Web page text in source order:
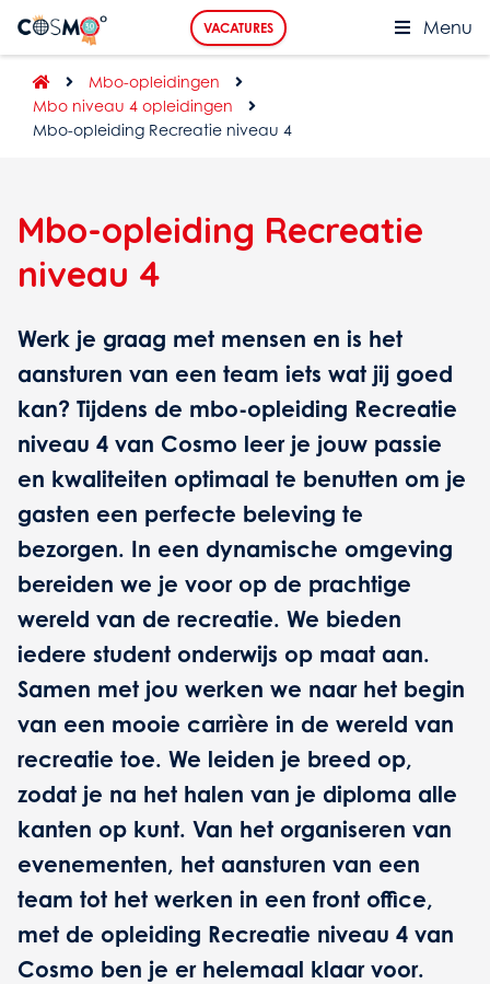
Menu
VACATURES
Mbo-opleidingen
Mbo niveau 4 opleidingen
Mbo-opleiding Recreatie niveau 4
Mbo-opleiding Recreatie
niveau 4
Werk je graag met mensen en is het
aansturen van een team iets wat jij goed
kan? Tijdens de mbo-opleiding Recreatie
niveau 4 van Cosmo leer je jouw passie
en kwaliteiten optimaal te benutten om je
gasten een perfecte beleving te
bezorgen. In een dynamische omgeving
bereiden we je voor op de prachtige
wereld van de recreatie. We bieden
iedere student onderwijs op maat aan.
Samen met jou werken we naar het begin
van een mooie carrière in de wereld van
recreatie toe. We leiden je breed op,
zodat je na het halen van je diploma alle
kanten op kunt. Van het organiseren van
evenementen, het aansturen van een
team tot het werken in een front office,
met de opleiding Recreatie niveau 4 van
Cosmo ben je er helemaal klaar voor.